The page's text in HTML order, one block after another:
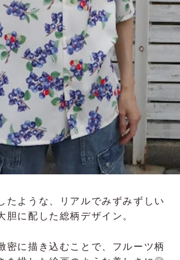
たような、リアルでみずみずしい
胆に配した総柄デザイン。
密に描き込むことで、フルーツ柄